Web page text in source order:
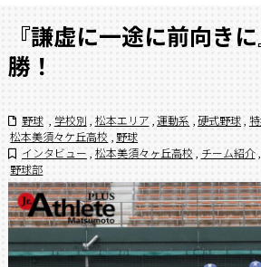
『謙虚に一途に前向き
勝！
野球
学校別 , 松本エリア 運動系 ,硬式野球 ,
松本美須々ケ丘高校
野球
インタビュー 松本美須々ヶ丘高校 チーム紹介
野球部